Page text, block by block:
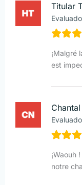
Titular
¡Malgré
est
¡Waouh
notre